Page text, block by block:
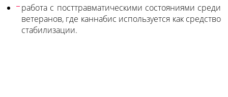
работа с посттравматическими состояниями среди
ветеранов, где каннабис используется как средство
стабилизации.